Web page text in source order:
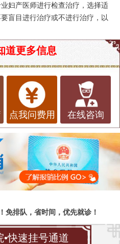
妇产医师进行检查治疗，选择适
盲目进行治疗或不进行治疗，以
道更多信息
点我问费用 在线咨询
免排队，省时间，优先就诊！
快速挂号通道